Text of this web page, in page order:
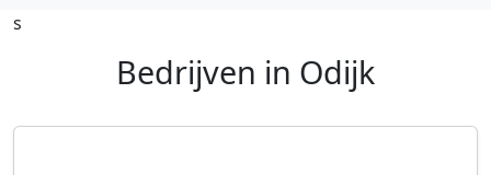
s
Bedrijven in Odijk